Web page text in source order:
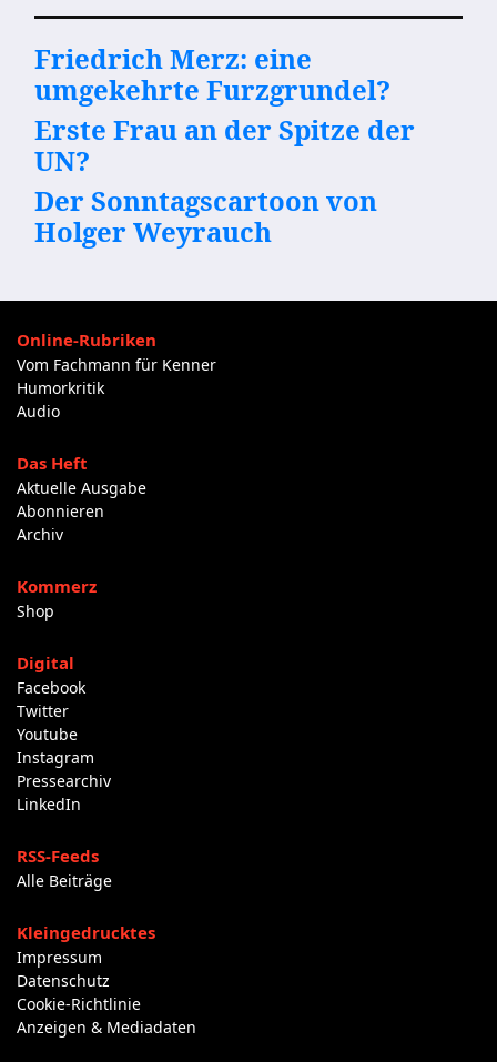
Friedrich Merz: eine
umgekehrte Furzgrundel?
Erste Frau an der Spitze der
UN?
Der Sonntagscartoon von
Holger Weyrauch
Online-Rubriken
Vom Fachmann für Kenner
Humorkritik
Audio
Das Heft
Aktuelle Ausgabe
Abonnieren
Archiv
Kommerz
Shop
Digital
Facebook
Twitter
Youtube
Instagram
Pressearchiv
LinkedIn
RSS-Feeds
Alle Beiträge
Kleingedrucktes
Impressum
Datenschutz
Cookie-Richtlinie
Anzeigen & Mediadaten